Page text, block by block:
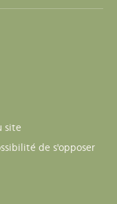
site
de s'opposer